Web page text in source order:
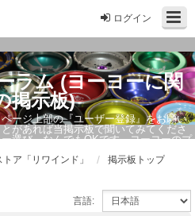
ログイン
ラム (ヨーヨーに関
掲示板)
ージ上部の『ユーザー登録』をお願い
があれば当掲示板で聞いてみてくださ
選び、なんでもOKです。ヨーヨーのプ
ア「リワインド」 掲示板トップ
言語: